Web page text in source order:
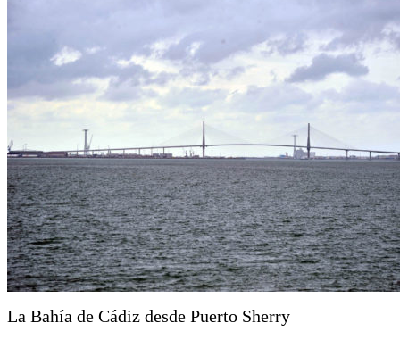
La Bahía de Cádiz desde Puerto Sherry